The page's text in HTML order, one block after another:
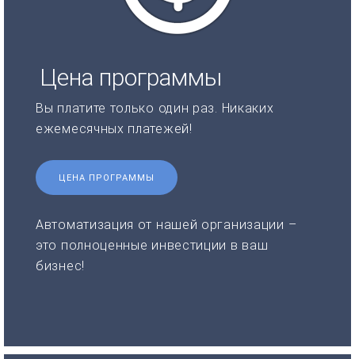
Цена программы
Вы платите только один раз. Никаких
ежемесячных платежей!
ЦЕНА ПРОГРАММЫ
Автоматизация от нашей организации –
это полноценные инвестиции в ваш
бизнес!